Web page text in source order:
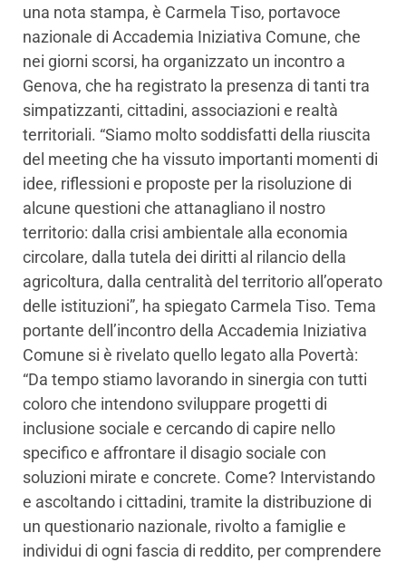
una nota stampa, è Carmela Tiso, portavoce
nazionale di Accademia Iniziativa Comune, che
nei giorni scorsi, ha organizzato un incontro a
Genova, che ha registrato la presenza di tanti tra
simpatizzanti, cittadini, associazioni e realtà
territoriali. “Siamo molto soddisfatti della riuscita
del meeting che ha vissuto importanti momenti di
idee, riflessioni e proposte per la risoluzione di
alcune questioni che attanagliano il nostro
territorio: dalla crisi ambientale alla economia
circolare, dalla tutela dei diritti al rilancio della
agricoltura, dalla centralità del territorio all’operato
delle istituzioni”, ha spiegato Carmela Tiso. Tema
portante dell’incontro della Accademia Iniziativa
Comune si è rivelato quello legato alla Povertà:
“Da tempo stiamo lavorando in sinergia con tutti
coloro che intendono sviluppare progetti di
inclusione sociale e cercando di capire nello
specifico e affrontare il disagio sociale con
soluzioni mirate e concrete. Come? Intervistando
e ascoltando i cittadini, tramite la distribuzione di
un questionario nazionale, rivolto a famiglie e
individui di ogni fascia di reddito, per comprendere